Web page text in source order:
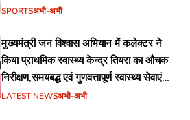
SPORTSअभी-अभी
मुख्यमंत्री जन विश्वास अभियान में कलेक्टर ने
किया प्राथमिक स्वास्थ्य केन्द्र तियरा का औचक
निरीक्षण,समयबद्ध एवं गुणवत्तापूर्ण स्वास्थ्य सेवाएं
सुनिश्चित करने के दिए निर्देश
LATEST NEWSअभी-अभी